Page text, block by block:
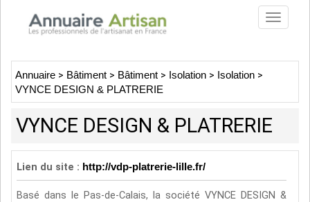
Toggle
Annuaire > Bâtiment > Bâtiment > Isolation > Isolation >
VYNCE DESIGN & PLATRERIE
VYNCE DESIGN & PLATRERIE
Lien du site : http://vdp-platrerie-lille.fr/
Basé dans le Pas-de-Calais, la société VYNCE DESIGN &